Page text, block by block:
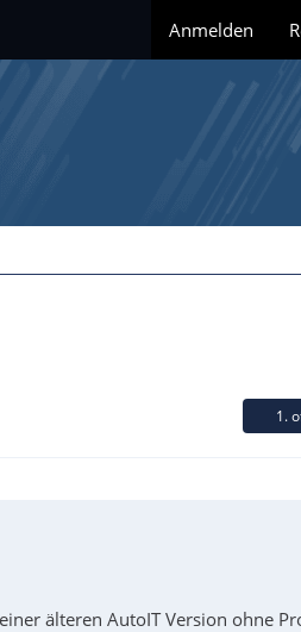
Anmelden
1.
älteren AutoIT Version ohne